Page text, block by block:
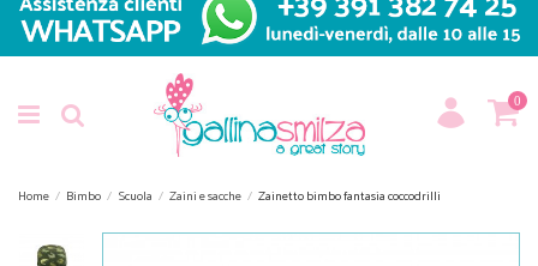
0
Home Bimbo Scuola Zaini e sacche Zainetto bimbo fantasia coccodrilli